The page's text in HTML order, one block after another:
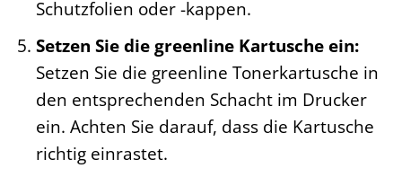
Schutzfolien oder -kappen.
Setzen Sie die greenline Kartusche ein:
Setzen Sie die greenline Tonerkartusche in
den entsprechenden Schacht im Drucker
ein. Achten Sie darauf, dass die Kartusche
richtig einrastet.